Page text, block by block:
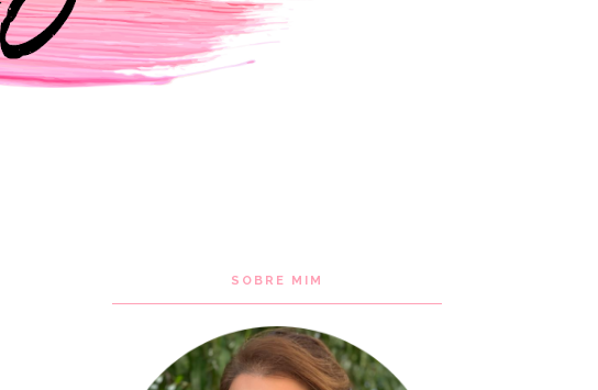
SOBRE MIM